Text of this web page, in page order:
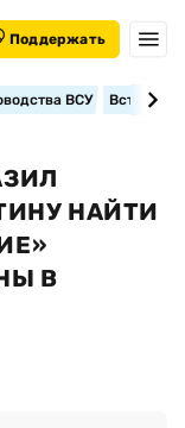
Поддержать
ВСУ
НАЙТИ
В